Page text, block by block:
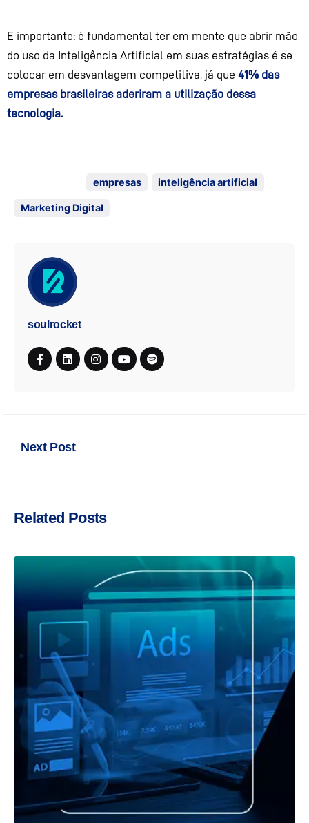
E importante: é fundamental ter em mente que abrir mão
do uso da Inteligência Artificial em suas estratégias é se
colocar em desvantagem competitiva, já que 41% das
empresas brasileiras aderiram a utilização dessa
tecnologia.
empresas inteligência artificial
Marketing Digital
soulrocket
Next Post
Related Posts